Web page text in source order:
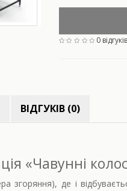
0 відгуків
ВІДГУКІВ (0)
«Чавунні
згоряння), де і